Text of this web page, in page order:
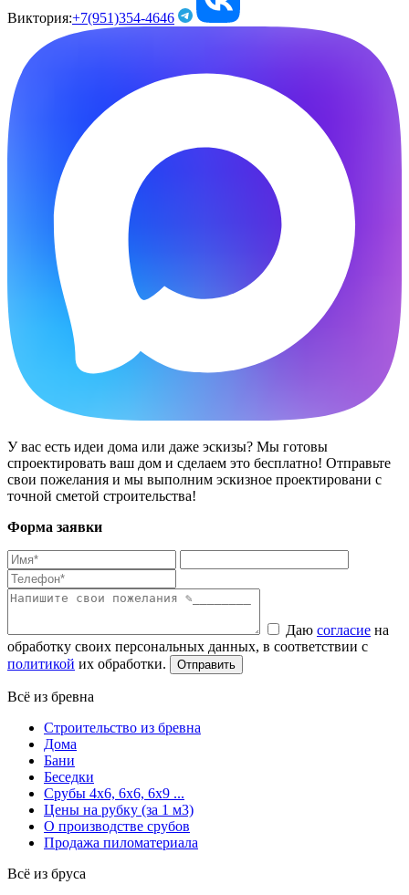
Виктория:+7(951)354-4646
У вас есть идеи дома или даже эскизы? Мы готовы
спроектировать ваш дом и сделаем это бесплатно! Отправьте
свои пожелания и мы выполним эскизное проектировани с
точной сметой строительства!
Форма заявки
Даю согласие на
обработку своих персональных данных, в соответствии с
политикой их обработки.
Всё из бревна
Строительство из бревна
Дома
Бани
Беседки
Срубы 4х6, 6х6, 6х9 ...
Цены на рубку (за 1 м3)
О производстве срубов
Продажа пиломатериала
Всё из бруса